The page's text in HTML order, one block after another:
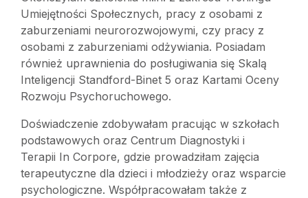
Umiejętności Społecznych, pracy z osobami z
zaburzeniami neurorozwojowymi, czy pracy z
osobami z zaburzeniami odżywiania. Posiadam
również uprawnienia do posługiwania się Skalą
Inteligencji Standford-Binet 5 oraz Kartami Oceny
Rozwoju Psychoruchowego.
Doświadczenie zdobywałam pracując w szkołach
podstawowych oraz Centrum Diagnostyki i
Terapii In Corpore, gdzie prowadziłam zajęcia
terapeutyczne dla dzieci i młodzieży oraz wsparcie
psychologiczne. Współpracowałam także z